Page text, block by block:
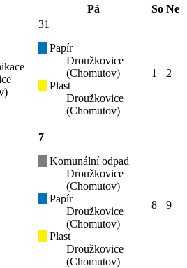
Pá So Ne
31
Papír
Droužkovice
(Chomutov)
Plast
Droužkovice
(Chomutov)
1 2
7
Komunální odpad
Droužkovice
(Chomutov)
Papír
Droužkovice
(Chomutov)
Plast
Droužkovice
(Chomutov)
8 9